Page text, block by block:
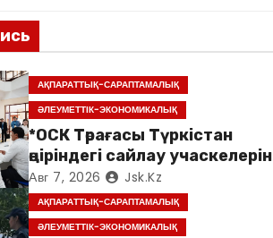
АҚПАРАТТЫҚ-САРАПТАМАЛЫҚ
ӘЛЕУМЕТТІК-ЭКОНОМИКАЛЫҚ
*ОСК Төрағасы Түркістан
өңіріндегі сайлау учаскелерін
аралады*
Авг 7, 2026 Jsk.kz
АҚПАРАТТЫҚ-САРАПТАМАЛЫҚ
ӘЛЕУМЕТТІК-ЭКОНОМИКАЛЫҚ